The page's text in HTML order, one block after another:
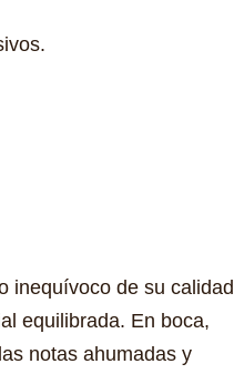
inequívoco de su calidad
equilibrada. En boca,
notas ahumadas y